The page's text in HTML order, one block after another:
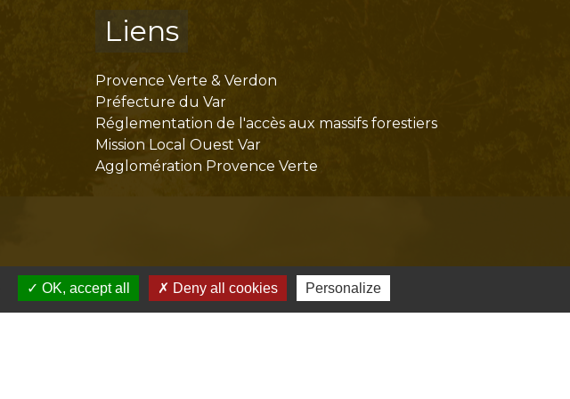
Liens
Provence Verte & Verdon
Préfecture du Var
Réglementation de l'accès aux massifs forestiers
Mission Local Ouest Var
Agglomération Provence Verte
OK, accept all Deny all cookies Personalize